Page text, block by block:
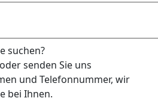
suchen?
senden Sie uns
und Telefonnummer, wir
bei Ihnen.